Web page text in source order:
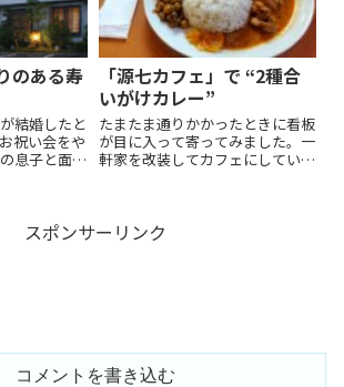
のある寿
結婚したと
祝い会をや
息子と面識
たま、この
「源七カフェ」で “2種合
いがけカレー”
たまたま通りかかったときに看板
が目に入って寄ってみました。一
軒家を改装してカフェにしている
じられる楽しそうな内装でした。
スポンサーリンク
コメントを書き込む